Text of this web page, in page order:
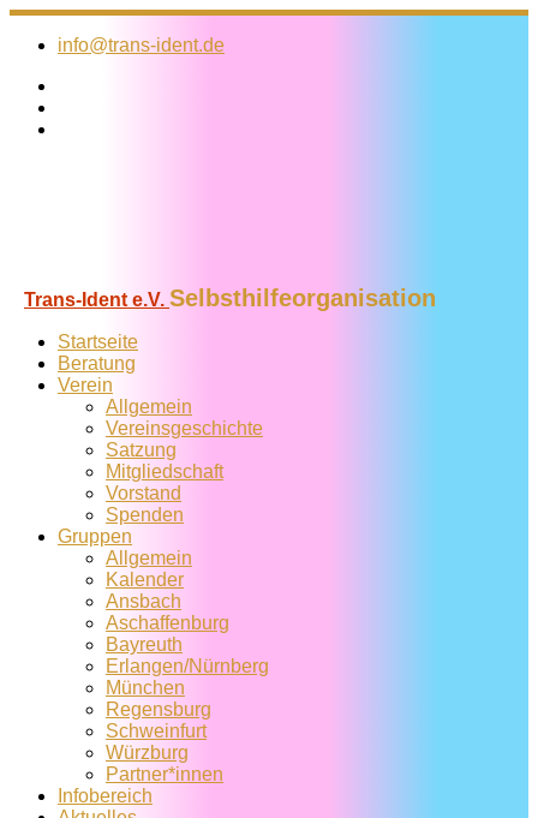
Zum
Inhalt
info@trans-ident.de
Trans-Ident e.V. Selbsthilfeorganisation
Startseite
Beratung
Verein
Allgemein
Vereins­geschichte
Satzung
Mitglied­schaft
Vorstand
Spenden
Gruppen
Allgemein
Kalender
Ansbach
Aschaffenburg
Bayreuth
Erlangen/Nürnberg
München
Regensburg
Schweinfurt
Würzburg
Partner*innen
Infobereich